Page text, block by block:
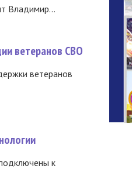
Владимир...
ветеранов СВО
ветеранов
к